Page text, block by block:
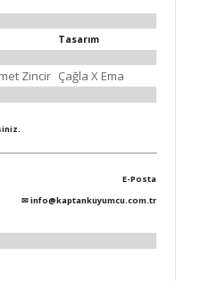
Tasarım
Zincir Çağla X Ema
E-Posta
✉info@kaptankuyumcu.com.tr